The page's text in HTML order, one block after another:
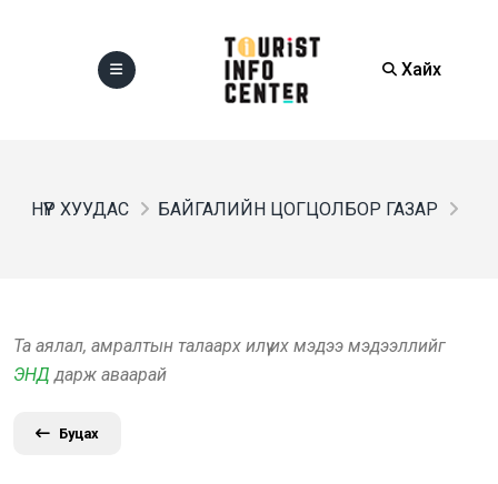
Хайх
НҮҮР ХУУДАС БАЙГАЛИЙН ЦОГЦОЛБОР ГАЗАР
Та аялал, амралтын талаарх илүү их мэдээ мэдээллийг
ЭНД дарж аваарай
Буцах